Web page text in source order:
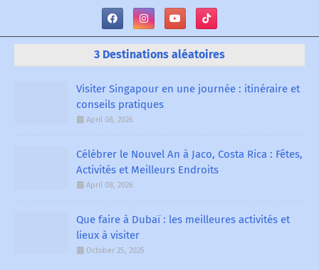
3 Destinations aléatoires
Visiter Singapour en une journée : itinéraire et
conseils pratiques
April 08, 2026
Célébrer le Nouvel An à Jaco, Costa Rica : Fêtes,
Activités et Meilleurs Endroits
April 08, 2026
Que faire à Dubaï : les meilleures activités et
lieux à visiter
October 25, 2025